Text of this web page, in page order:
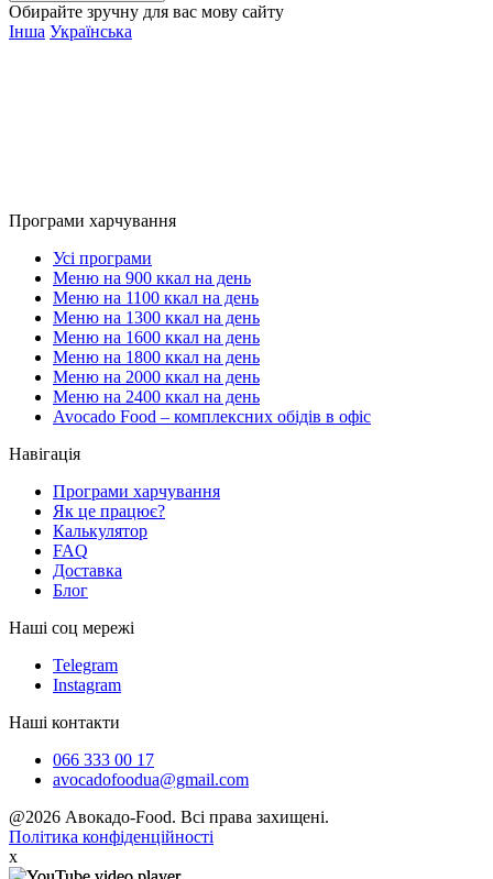
Обирайте зручну для вас мову сайту
Інша Українська
Програми харчування
Усі програми
Меню на 900 ккал на день
Меню на 1100 ккал на день
Меню на 1300 ккал на день
Меню на 1600 ккал на день
Меню на 1800 ккал на день
Меню на 2000 ккал на день
Меню на 2400 ккал на день
Avocado Food – комплексних обідів в офіс
Навігація
Програми харчування
Як це працює?
Калькулятор
FAQ
Доставка
Блог
Наші соц мережі
Telegram
Instagram
Наші контакти
066 333 00 17
avocadofoodua@gmail.com
@2026 Авокадо-Food. Всі права захищені.
Політика конфіденційності
x